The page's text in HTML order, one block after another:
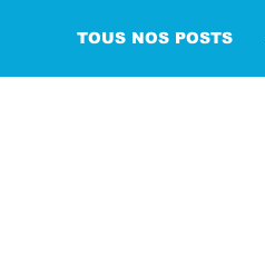
TOUS NOS POSTS